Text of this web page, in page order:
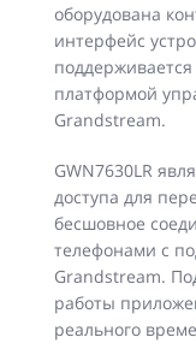
оборудована
интерфейс
платформой
Grandstream.
GWN7630LR
доступа для
бесшовное
телефонами с
Grandstream.
работы
реального